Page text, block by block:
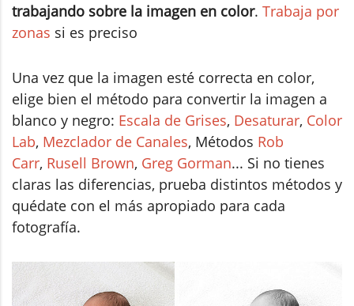
trabajando sobre la imagen en color. Trabaja por
zonas si es preciso
Una vez que la imagen esté correcta en color,
elige bien el método para convertir la imagen a
blanco y negro: Escala de Grises, Desaturar, Color
Lab, Mezclador de Canales, Métodos Rob
Carr, Rusell Brown, Greg Gorman... Si no tienes
claras las diferencias, prueba distintos métodos y
quédate con el más apropiado para cada
fotografía.